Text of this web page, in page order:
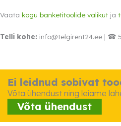
Vaata kogu banketitoolide valikut ja
Telli kohe: info@telgirent24.ee | ☎
Ei leidnud sobivat
Võta ühendust ning leiame
Võta ühendust